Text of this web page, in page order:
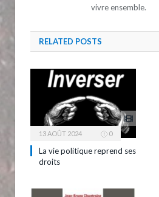
vivre ensemble.
RELATED POSTS
13 AOÛT 2024 0
La vie politique reprend ses
droits